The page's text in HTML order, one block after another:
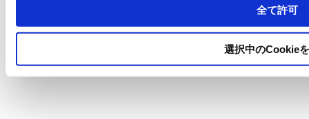
全て許可
選択中のCookie